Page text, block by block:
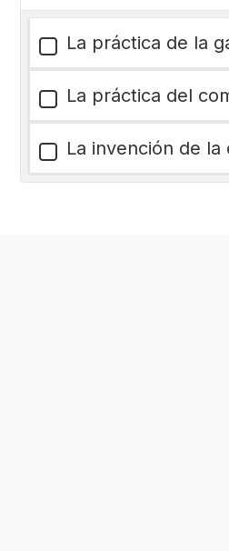
La práctica de la
La práctica del
La invención de la